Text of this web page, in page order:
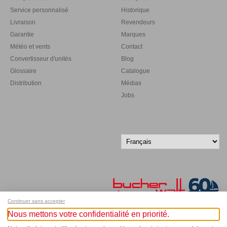
Service personnalisé
Livraison
Garantie
Météo et vents
Convertisseur d'unités
Glossaire
Distribution
Historique
Revendeurs
Marques
Contact
Blog
Catalogue
Médias
Jobs
Continuer sans accepter
Nous mettons votre confidentialité en priorité.